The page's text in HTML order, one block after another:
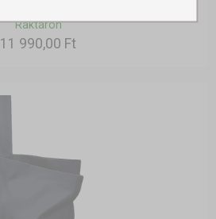
Raktáron
11 990,00 Ft